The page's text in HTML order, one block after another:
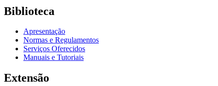
Biblioteca
Apresentação
Normas e Regulamentos
Serviços Oferecidos
Manuais e Tutoriais
Extensão